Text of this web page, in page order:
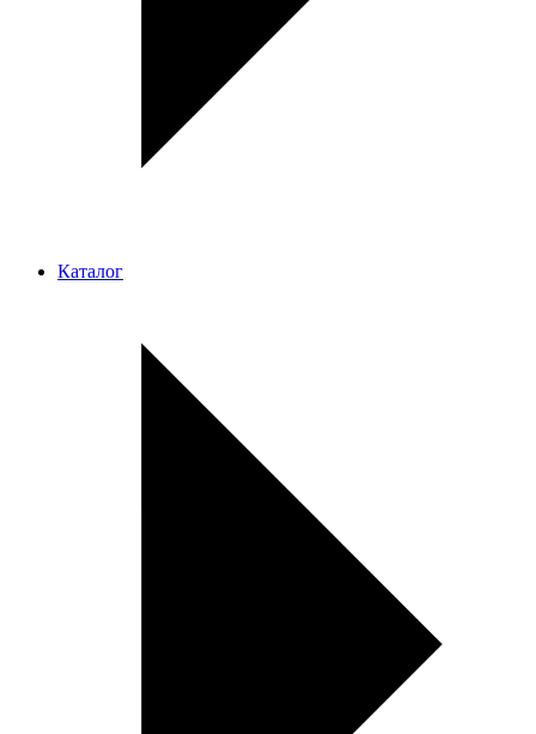
Каталог